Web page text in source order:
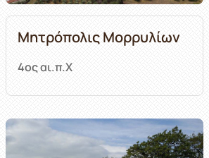
Μητρόπολις Μορρυλίων
4ος αι.π.Χ